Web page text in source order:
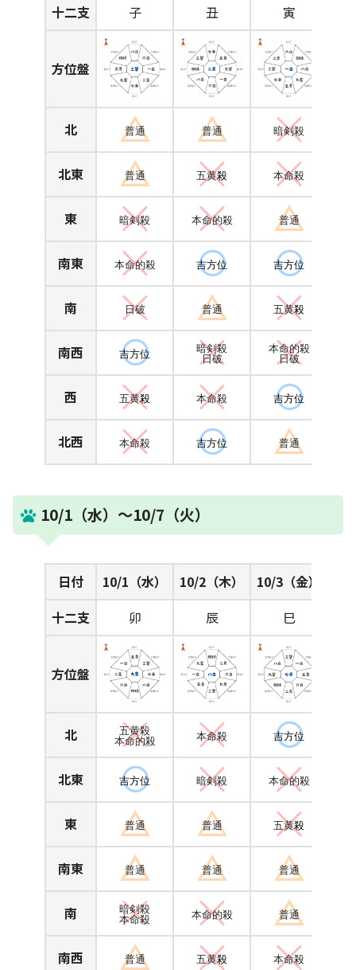
十二支 子 丑 寅
方位盤
北 普通 普通 暗剣殺
北東 普通 五黄殺 本命殺
東 暗剣殺 本命的殺 普通
南東 本命的殺 吉方位 吉方位
南 日破 普通 五黄殺
南西 吉方位
暗剣殺
日破
本命的殺
日破
西 五黄殺 本命殺 吉方位
北西 本命殺 吉方位 普通
10/1（水）～10/7（火）
日付 10/1（水） 10/2（木）
10/3（金）
十二支
卯 辰 巳
方位盤
北
五黄殺
本命的殺
本命殺 吉方位
北東 吉方位 暗剣殺 本命的殺
東 普通 普通 五黄殺
南東 普通 普通 普通
南
暗剣殺
本命殺
本命的殺 普通
南西 普通 五黄殺 本命殺